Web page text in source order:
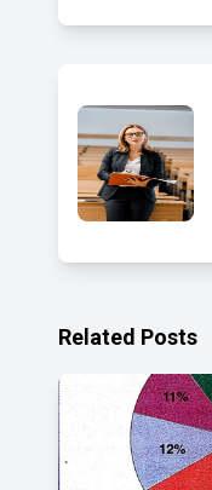
Related Posts